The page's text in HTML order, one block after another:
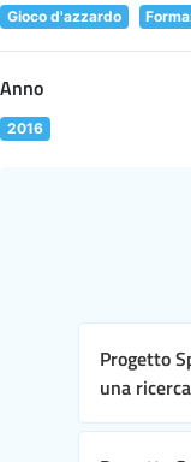
Gioco d'azzardo
Anno
2016
Progetto
una